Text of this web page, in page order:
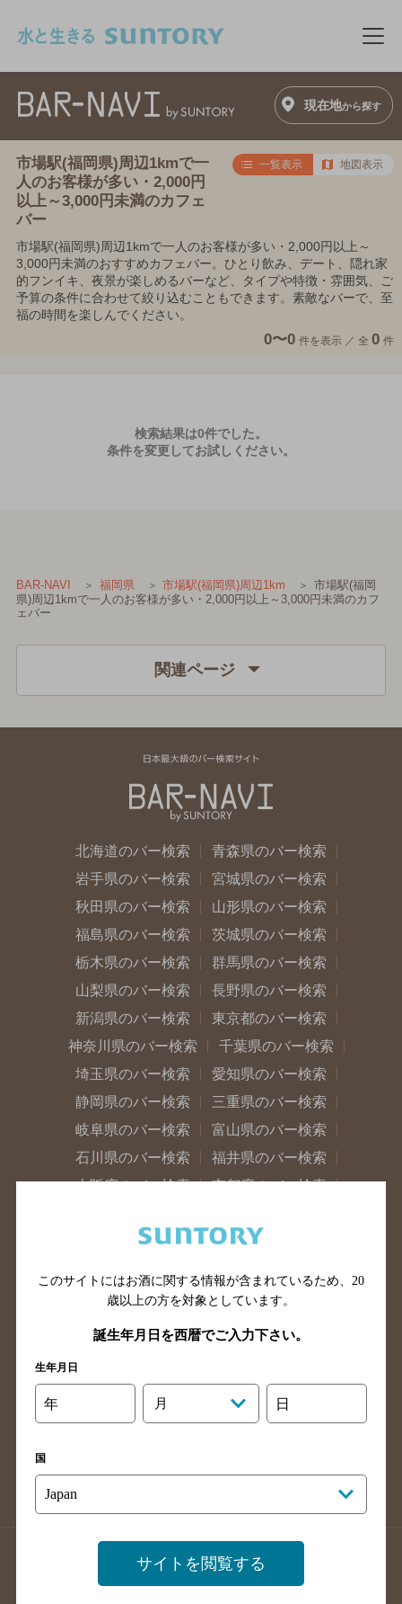
メ
現在地から探す
市場駅(福岡県)周辺1kmで一
人のお客様が多い・2,000円
以上～3,000円未満のカフェ
バー
一覧表示 地図表示
市場駅(福岡県)周辺1kmで一人のお客様が多い・2,000円以上～
3,000円未満のおすすめカフェバー。ひとり飲み、デート、隠れ家
的フンイキ、夜景が楽しめるバーなど、タイプや特徴・雰囲気、ご
予算の条件に合わせて絞り込むこともできます。素敵なバーで、至
福の時間を楽しんでください。
0〜0 件を表示 ／ 全 0 件
検索結果は0件でした。
条件を変更してお試しください。
BAR-NAVI 福岡県 市場駅(福岡県)周辺1km
市場駅(福岡
県)周辺1kmで一人のお客様が多い・2,000円以上～3,000円未満のカフ
ェバー
関連ページ
北海道のバー検索
青森県のバー検索
岩手県のバー検索
宮城県のバー検索
秋田県のバー検索
山形県のバー検索
福島県のバー検索
茨城県のバー検索
栃木県のバー検索
群馬県のバー検索
山梨県のバー検索
長野県のバー検索
新潟県のバー検索
東京都のバー検索
神奈川県のバー検索
千葉県のバー検索
埼玉県のバー検索
愛知県のバー検索
静岡県のバー検索
三重県のバー検索
岐阜県のバー検索
富山県のバー検索
石川県のバー検索
福井県のバー検索
大阪府のバー検索
京都府のバー検索
滋賀県のバー検索
和歌山県のバー検索
山口県のバー検索
鳥取県のバー検索
島根県のバー検索
徳島県のバー検索
高知県のバー検索
福岡県のバー検索
長崎県のバー検索
佐賀県のバー検索
店舗登録方法のご案内
店舗情報更新方法のご案内
掲載店舗様ログイン
このサイトにはお酒に関する情報が含まれているため、 20
歳以上の方を対象としています。
誕生年月日を西暦でご入力下さい。
生年月日
年 月 日
国
サイトを閲覧する